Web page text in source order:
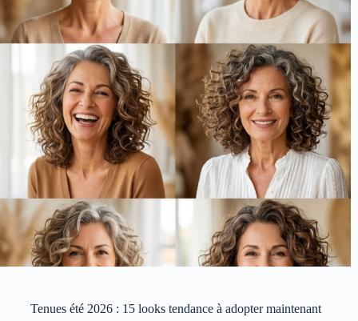
Tenues été 2026 : 15 looks tendance à adopter maintenant